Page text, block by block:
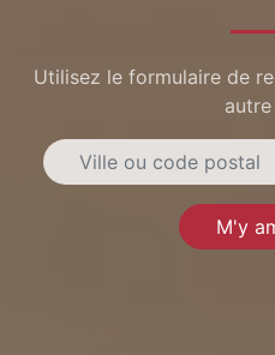
Utilisez le formulaire de
M'y